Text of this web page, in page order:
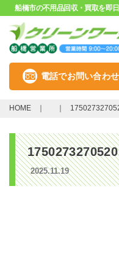
船橋市の不用品回収・買取を即
電話でお問い合わせ
HOME
1750273270520
2025.11.19